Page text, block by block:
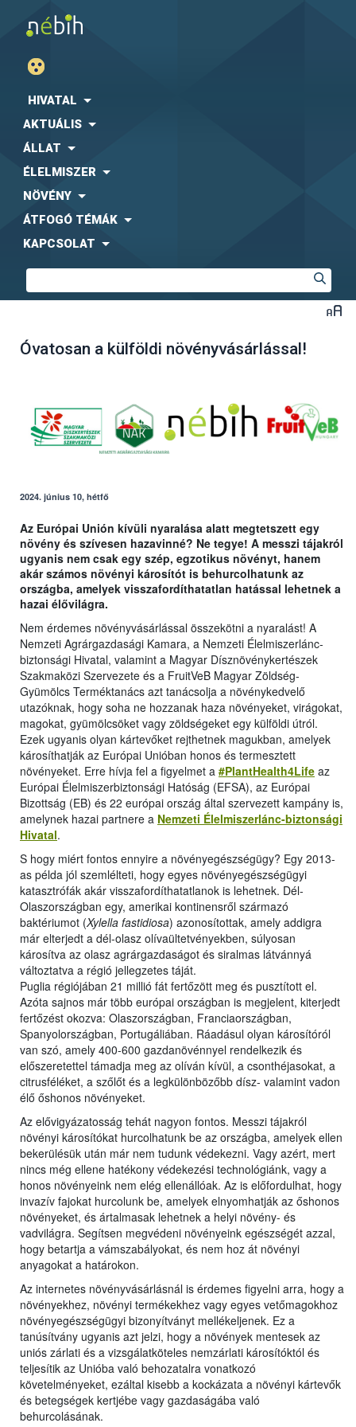
HIVATAL
AKTUÁLIS
ÁLLAT
ÉLELMISZER
NÖVÉNY
ÁTFOGÓ TÉMÁK
KAPCSOLAT
Óvatosan a külföldi növényvásárlással!
2024. június 10, hétfő
Az Európai Unión kívüli nyaralása alatt megtetszett egy
növény és szívesen hazavinné? Ne tegye! A messzi tájakról
ugyanis nem csak egy szép, egzotikus növényt, hanem
akár számos növényi károsítót is behurcolhatunk az
országba, amelyek visszafordíthatatlan hatással lehetnek a
hazai élővilágra.
Nem érdemes növényvásárlással összekötni a nyaralást! A
Nemzeti Agrárgazdasági Kamara, a Nemzeti Élelmiszerlánc-
biztonsági Hivatal, valamint a Magyar Dísznövénykertészek
Szakmaközi Szervezete és a FruitVeB Magyar Zöldség-
Gyümölcs Terméktanács azt tanácsolja a növénykedvelő
utazóknak, hogy soha ne hozzanak haza növényeket, virágokat,
magokat, gyümölcsöket vagy zöldségeket egy külföldi útról.
Ezek ugyanis olyan kártevőket rejthetnek magukban, amelyek
károsíthatják az Európai Unióban honos és termesztett
növényeket. Erre hívja fel a figyelmet a #PlantHealth4Life az
Európai Élelmiszerbiztonsági Hatóság (EFSA), az Európai
Bizottság (EB) és 22 európai ország által szervezett kampány is,
amelynek hazai partnere a Nemzeti Élelmiszerlánc-biztonsági
Hivatal.
S hogy miért fontos ennyire a növényegészségügy? Egy 2013-
as példa jól szemlélteti, hogy egyes növényegészségügyi
katasztrófák akár visszafordíthatatlanok is lehetnek. Dél-
Olaszországban egy, amerikai kontinensről származó
baktériumot (Xylella fastidiosa) azonosítottak, amely addigra
már elterjedt a dél-olasz olívaültetvényekben, súlyosan
károsítva az olasz agrárgazdaságot és siralmas látvánnyá
változtatva a régió jellegzetes táját.
Puglia régiójában 21 millió fát fertőzött meg és pusztított el.
Azóta sajnos már több európai országban is megjelent, kiterjedt
fertőzést okozva: Olaszországban, Franciaországban,
Spanyolországban, Portugáliában. Ráadásul olyan károsítóról
van szó, amely 400-600 gazdanövénnyel rendelkezik és
előszeretettel támadja meg az olíván kívül, a csonthéjasokat, a
citrusféléket, a szőlőt és a legkülönbözőbb dísz- valamint vadon
élő őshonos növényeket.
Az elővigyázatosság tehát nagyon fontos. Messzi tájakról
növényi károsítókat hurcolhatunk be az országba, amelyek ellen
bekerülésük után már nem tudunk védekezni. Vagy azért, mert
nincs még ellene hatékony védekezési technológiánk, vagy a
honos növényeink nem elég ellenállóak. Az is előfordulhat, hogy
invazív fajokat hurcolunk be, amelyek elnyomhatják az őshonos
növényeket, és ártalmasak lehetnek a helyi növény- és
vadvilágra. Segítsen megvédeni növényeink egészségét azzal,
hogy betartja a vámszabályokat, és nem hoz át növényi
anyagokat a határokon.
Az internetes növényvásárlásnál is érdemes figyelni arra, hogy a
növényekhez, növényi termékekhez vagy egyes vetőmagokhoz
növényegészségügyi bizonyítványt mellékeljenek. Ez a
tanúsítvány ugyanis azt jelzi, hogy a növények mentesek az
uniós zárlati és a vizsgálatköteles nemzárlati károsítóktól és
teljesítik az Unióba való behozatalra vonatkozó
követelményeket, ezáltal kisebb a kockázata a növényi kártevők
és betegségek kertjébe vagy gazdaságába való
behurcolásának.